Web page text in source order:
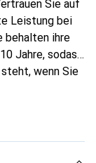
Sie auf
Leistung bei
behalten ihre
Jahre, sodass
wenn Sie
dem
und den